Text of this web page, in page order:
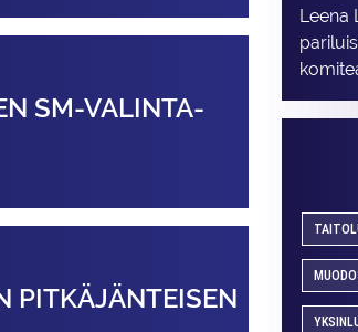
SM-VALINTA­
PITKÄJÄNTEISEN
Leena